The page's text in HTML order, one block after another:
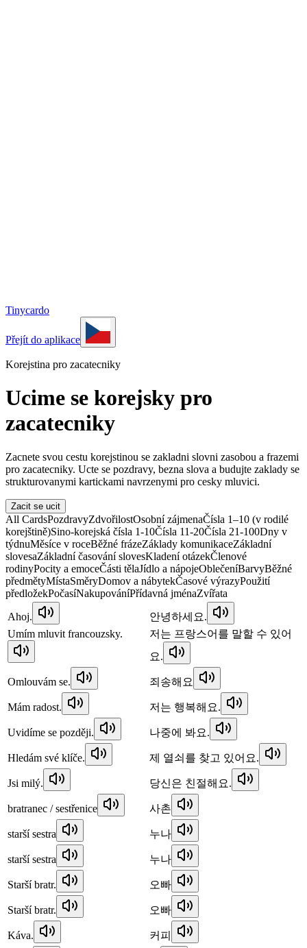
Tinycardo
Přejít do aplikace
Korejstina pro zacatecniky
Ucime se korejsky pro
zacatecniky
Zacnete svou cestu korejstinou se zakladni slovni zasobou a frazemi
pro zacatecniky. Ucte se pozdravy, bezna slova a budujte zaklady se
strukturovanymi kartickami navrzenymi pro cesky mluvici.
Zacit se ucit
All CardsPozdravyZdvořilostOsobní zájmenaČísla 1–10 (v rodilé
korejštině)Sino-korejská čísla 1-10Čísla 11-20Čísla 21-100Dny v
týdnuMěsíce v roceBěžné frázeZáklady komunikaceZákladní
slovesaZákladní časování slovesKladení otázekČlenové
rodinyPocity a emoceČásti tělaJídlo a nápojeOblečeníBarvyBěžné
předmětyMístaSměryDomov a nábytekČasové výrazyPoužití
předložekPočasíNakupováníPřídavná jménaZvířata
Ahoj.
안녕하세요.
Umím mluvit francouzsky.
저는 프랑스어를 말할 수 있어
요.
Omlouvám se. 죄송해요
Mám radost. 저는 행복해요.
Uvidíme se později. 나중에 봐요.
Hledám své klíče. 제 열쇠를 찾고 있어요.
Jsi milý. 당신은 친절해요.
bratranec / sestřenice 사촌
starší sestra 누나
starší sestra 누나
Starší bratr. 오빠
Starší bratr. 오빠
Káva. 커피